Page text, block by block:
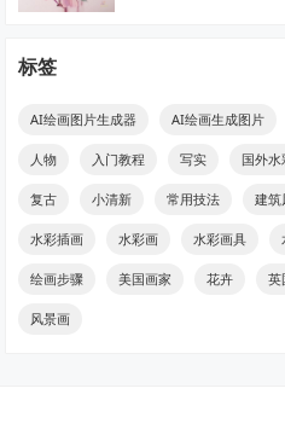
标签
AI绘画图片生成器 AI绘画生成图片
人物 入门教程 写实 国外水
复古 小清新 常用技法 建筑
水彩插画 水彩画 水彩画具
绘画步骤 美国画家 花卉 英
风景画